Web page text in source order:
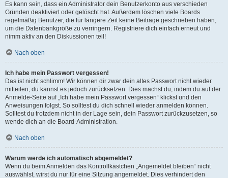
Es kann sein, dass ein Administrator dein Benutzerkonto aus verschieden
Gründen deaktiviert oder gelöscht hat. Außerdem löschen viele Boards
regelmäßig Benutzer, die für längere Zeit keine Beiträge geschrieben haben,
um die Datenbankgröße zu verringern. Registriere dich einfach erneut und
nimm aktiv an den Diskussionen teil!
Nach oben
Ich habe mein Passwort vergessen!
Das ist nicht schlimm! Wir können dir zwar dein altes Passwort nicht wieder
mitteilen, du kannst es jedoch zurücksetzen. Dies machst du, indem du auf der
Anmelde-Seite auf „Ich habe mein Passwort vergessen“ klickst und den
Anweisungen folgst. So solltest du dich schnell wieder anmelden können.
Solltest du trotzdem nicht in der Lage sein, dein Passwort zurückzusetzen, so
wende dich an die Board-Administration.
Nach oben
Warum werde ich automatisch abgemeldet?
Wenn du beim Anmelden das Kontrollkästchen „Angemeldet bleiben“ nicht
auswählst, wirst du nur für eine Sitzung angemeldet. Dies verhindert den